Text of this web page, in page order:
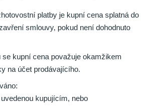
platby je kupní cena splatná do
smlouvy, pokud není dohodnuto
se kupní cena považuje okamžikem
na účet prodávajícího.
kupujícím, nebo